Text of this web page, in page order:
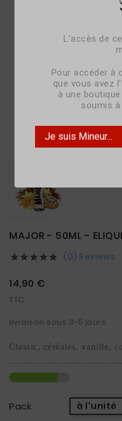
L'accès de
Pour accéder à
que vous avez
à une
soumis
Je suis Mineur...
MAJOR - 50ML -
     (0) Reviews
14,90 €
TTC
livraison sous 3-5 jours
Classic, céréales, vanille,
Pack à l'unité